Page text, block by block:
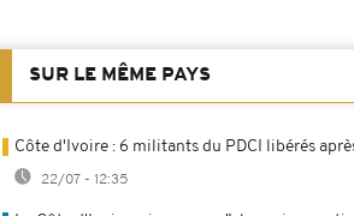
SUR LE MÊME PAYS
Côte d'Ivoire : 6 militants du PDCI libérés
22/07 - 12:35